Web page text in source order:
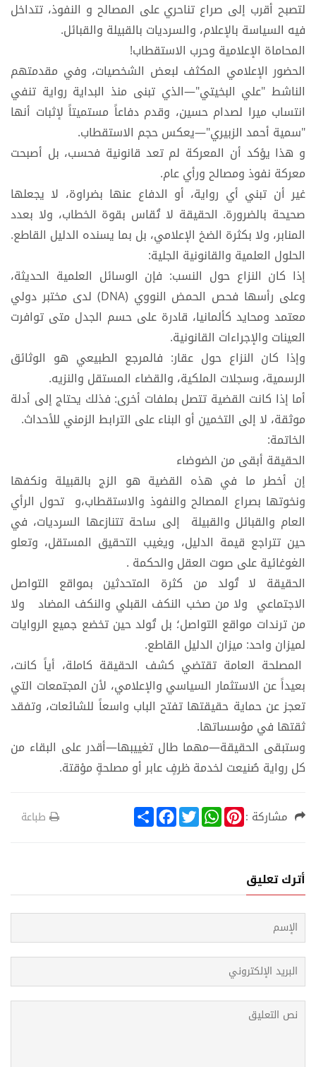
لتصبح أقرب إلى صراع تناحري على المصالح و النفوذ، تتداخل
فيه السياسة بالإعلام، والسرديات بالقبيلة والقبائل.
​المحاماة الإعلامية وحرب الاستقطاب!
​الحضور الإعلامي المكثف لبعض الشخصيات، وفي مقدمتهم
الناشط "علي البخيتي"—الذي تبنى منذ البداية رواية تنفي
انتساب ميرا لصدام حسين، وقدم دفاعاً مستميتاً لإثبات أنها
"سمية أحمد الزبيري"—يعكس حجم الاستقطاب.
و هذا يؤكد أن المعركة لم تعد قانونية فحسب، بل أصبحت
معركة نفوذ ومصالح ورأي عام.
​غير أن تبني أي رواية، أو الدفاع عنها بضراوة، لا يجعلها
صحيحة بالضرورة. الحقيقة لا تُقاس بقوة الخطاب، ولا بعدد
المنابر، ولا بكثرة الضخ الإعلامي، بل بما يسنده الدليل القاطع.
​الحلول العلمية والقانونية الجلية:
​إذا كان النزاع حول النسب: فإن الوسائل العلمية الحديثة،
وعلى رأسها فحص الحمض النووي (DNA) لدى مختبر دولي
معتمد ومحايد كألمانيا، قادرة على حسم الجدل متى توافرت
العينات والإجراءات القانونية.
​وإذا كان النزاع حول عقار: فالمرجع الطبيعي هو الوثائق
الرسمية، وسجلات الملكية، والقضاء المستقل والنزيه.
​أما إذا كانت القضية تتصل بملفات أخرى: فذلك يحتاج إلى أدلة
موثقة، لا إلى التخمين أو البناء على الترابط الزمني للأحداث.
​الخاتمة:
الحقيقة أبقى من الضوضاء
​إن أخطر ما في هذه القضية هو الزج بالقبيلة ونكفها
ونخوتها بصراع المصالح والنفوذ والاستقطاب،و تحول الرأي
العام والقبائل والقبيلة إلى ساحة تتنازعها السرديات، في
حين تتراجع قيمة الدليل، ويغيب التحقيق المستقل، وتعلو
الغوغائية على صوت العقل والحكمة .
​الحقيقة لا تُولد من كثرة المتحدثين بمواقع التواصل
الاجتماعي ولا من صخب النكف القبلي والنكف المضاد ولا
من ترندات مواقع التواصل؛ بل تُولد حين تخضع جميع الروايات
لميزان واحد: ميزان الدليل القاطع.
المصلحة العامة تقتضي كشف الحقيقة كاملة، أياً كانت،
بعيداً عن الاستثمار السياسي والإعلامي، لأن المجتمعات التي
تعجز عن حماية حقيقتها تفتح الباب واسعاً للشائعات، وتفقد
ثقتها في مؤسساتها.
​وستبقى الحقيقة—مهما طال تغييبها—أقدر على البقاء من
كل رواية صُنيعت لخدمة ظرفٍ عابر أو مصلحةٍ مؤقتة.
مشاركة : S
h
F
a
k
T
w
W
h
p
P
i
s
طباعة
أترك تعليق